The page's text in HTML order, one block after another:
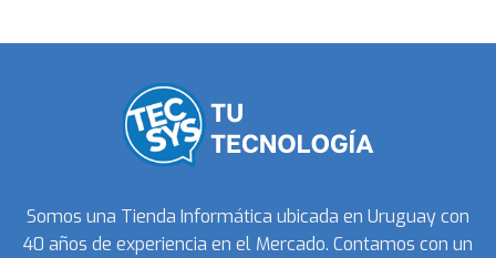
Somos una Tienda Informática ubicada en Uruguay con
40 años de experiencia en el Mercado. Contamos con un